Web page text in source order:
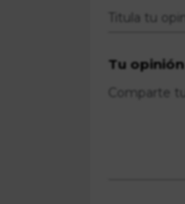
Tu opinión